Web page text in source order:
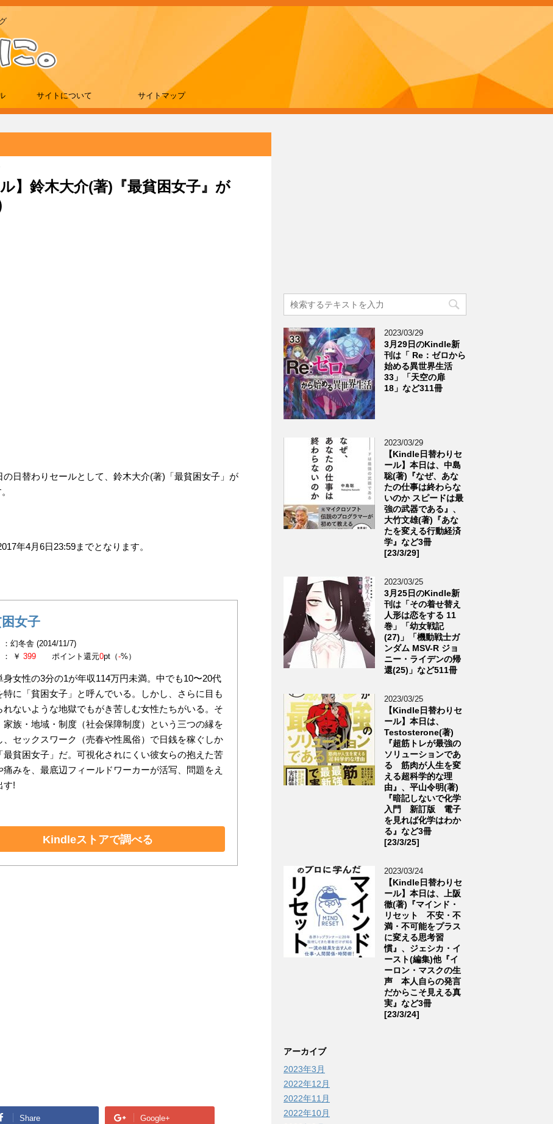
サイトについて サイトマップ
】鈴木大介(著)『最貧困女子』が
日替わりセールとして、鈴木大介(著)「最貧困女子」が
年4月6日23:59までとなります。
女子
：幻冬舎 (2014/11/7)
￥399 ポイント還元0pt（-%）
身女性の3分の1が年収114万円未満。中でも10〜20代
特に「貧困女子」と呼んでいる。しかし、さらに目も
れないような地獄でもがき苦しむ女性たちがいる。そ
家族・地域・制度（社会保障制度）という三つの縁を
、セックスワーク（売春や性風俗）で日銭を稼ぐしか
最貧困女子」だ。可視化されにくい彼女らの抱えた苦
痛みを、最底辺フィールドワーカーが活写、問題をえ
す!
Kindleストアで調べる
Share Google+
2023/03/29
3月29日のKindle新
刊は「 Re：ゼロから
始める異世界生活
33」「天空の扉
18」など311冊
2023/03/29
【Kindle日替わりセ
ール】本日は、中島
聡(著)『なぜ、あな
たの仕事は終わらな
いのか スピードは最
強の武器である』、
大竹文雄(著)『あな
たを変える行動経済
学』など3冊
[23/3/29]
2023/03/25
3月25日のKindle新
刊は「その着せ替え
人形は恋をする 11
巻」「幼女戦記
(27)」「機動戦士ガ
ンダム MSV-R ジョ
ニー・ライデンの帰
還(25)」など511冊
2023/03/25
【Kindle日替わりセ
ール】本日は、
Testosterone(著)
『超筋トレが最強の
ソリューションであ
る 筋肉が人生を変
える超科学的な理
由』、平山令明(著)
『暗記しないで化学
入門 新訂版 電子
を見れば化学はわか
る』など3冊
[23/3/25]
2023/03/24
【Kindle日替わりセ
ール】本日は、上阪
徹(著)『マインド・
リセット 不安・不
満・不可能をプラス
に変える思考習
慣』、ジェシカ・イ
ースト(編集)他『イ
ーロン・マスクの生
声 本人自らの発言
だからこそ見える真
実』など3冊
[23/3/24]
アーカイブ
2023年3月
2022年12月
2022年11月
2022年10月